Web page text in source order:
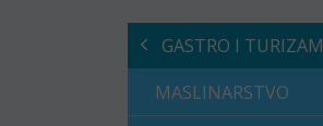
GASTRO I TURIZAM
MASLINARSTVO